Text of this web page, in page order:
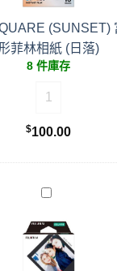
(SUNSET)
菲林相紙 (日落)
8 件庫存
FUJIFILM
$100.00